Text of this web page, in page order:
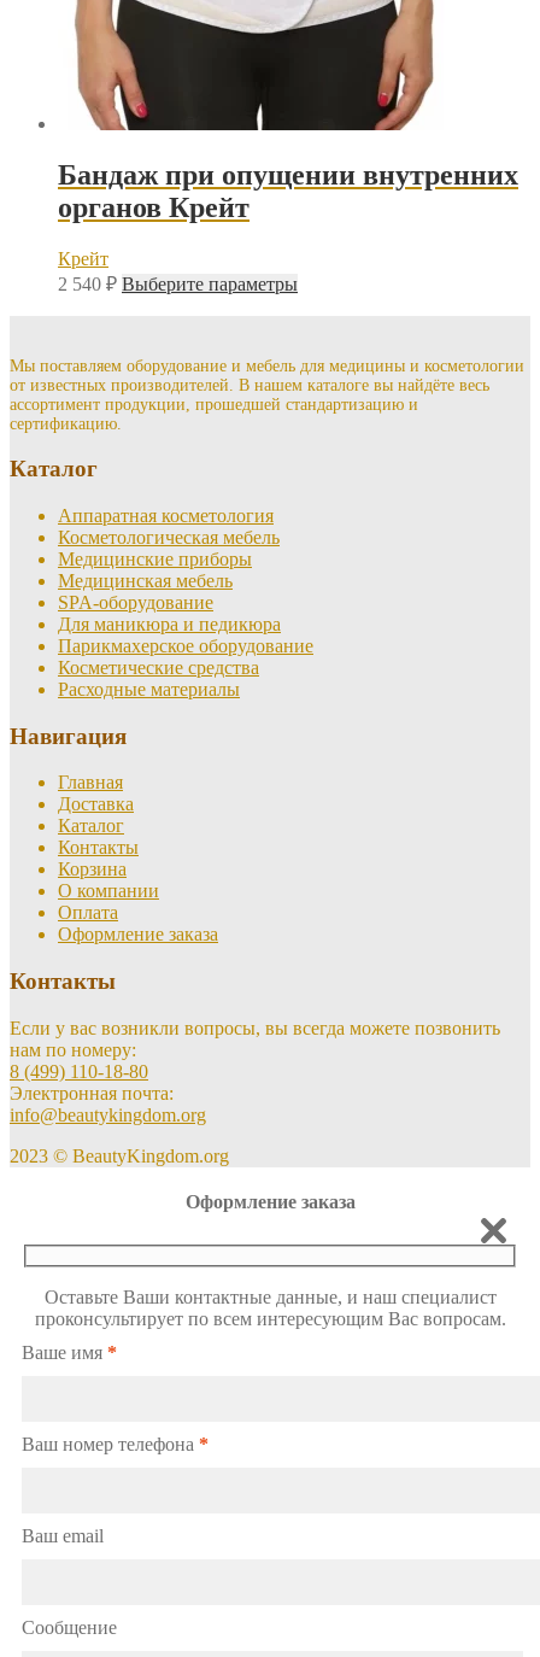
Бандаж при опущении внутренних
органов Крейт
Крейт
2 540 ₽ Выберите параметрыЭтот
вариаций.
Опции
можно
Мы поставляем оборудование и мебель для медицины и косметологии
от известных производителей. В нашем каталоге вы найдёте весь
ассортимент продукции, прошедшей стандартизацию и
сертификацию.
Каталог
Аппаратная косметология
Косметологическая мебель
Медицинские приборы
Медицинская мебель
SPA-оборудование
Для маникюра и педикюра
Парикмахерское оборудование
Косметические средства
Расходные материалы
Навигация
Главная
Доставка
Каталог
Контакты
Корзина
О компании
Оплата
Оформление заказа
Контакты
Если у вас возникли вопросы, вы всегда можете позвонить
нам по номеру:
8 (499) 110-18-80
Электронная почта:
info@beautykingdom.org
2023 © BeautyKingdom.org
Оформление заказа
Оставьте Ваши контактные данные, и наш специалист
проконсультирует по всем интересующим Вас вопросам.
Ваше имя *
Ваш номер телефона *
Ваш email
Сообщение